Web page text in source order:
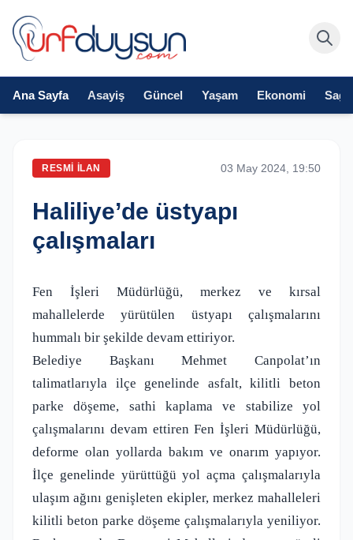
Ana Sayfa Asayiş Güncel Yaşam Ekonomi
RESMI İLAN 03 May 2024, 19:50
Haliliye’de üstyapı
çalışmaları
Fen İşleri Müdürlüğü, merkez ve kırsal
mahallelerde yürütülen üstyapı çalışmalarını
hummalı bir şekilde devam ettiriyor.
Belediye Başkanı Mehmet Canpolat’ın
talimatlarıyla ilçe genelinde asfalt, kilitli beton
parke döşeme, sathi kaplama ve stabilize yol
çalışmalarını devam ettiren Fen İşleri Müdürlüğü,
deforme olan yollarda bakım ve onarım yapıyor.
İlçe genelinde yürüttüğü yol açma çalışmalarıyla
ulaşım ağını genişleten ekipler, merkez mahalleleri
kilitli beton parke döşeme çalışmalarıyla yeniliyor.